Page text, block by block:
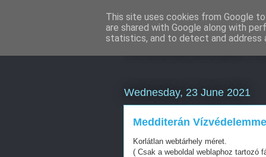
Webáruház
Wednesday, 23 June 2021
Medditerán
Korlátlan webtárhely méret.
( Csak a weboldal weblaphoz tartozó
This site uses cookies from Google
are shared with Google along with
statistics, and to detect and address